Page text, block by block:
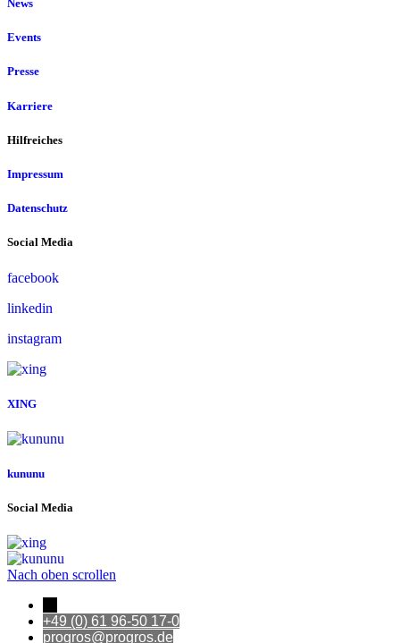
News
Events
Presse
Karriere
Hilfreiches
Impressum
Datenschutz
Social Media
facebook
linkedin
instagram
XING
kununu
Social Media
Nach oben scrollen
+49 (0) 61 96-50 17-0
progros@progros.de